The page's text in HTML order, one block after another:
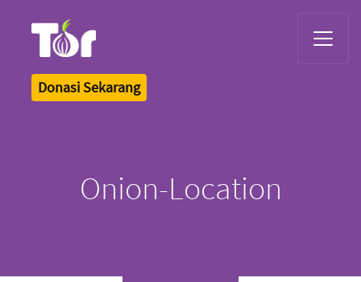
Donasi Sekarang
Onion-Location